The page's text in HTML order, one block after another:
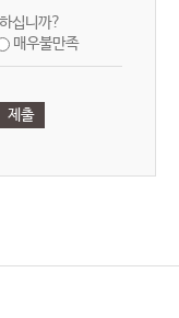
십니까?
매우불만족